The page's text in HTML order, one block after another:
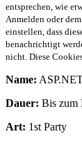
entsprechen, wie
Anmelden oder
einstellen, dass
benachrichtigt
nicht. Diese
Name:
Dauer: Bis zum
Art: 1st Party